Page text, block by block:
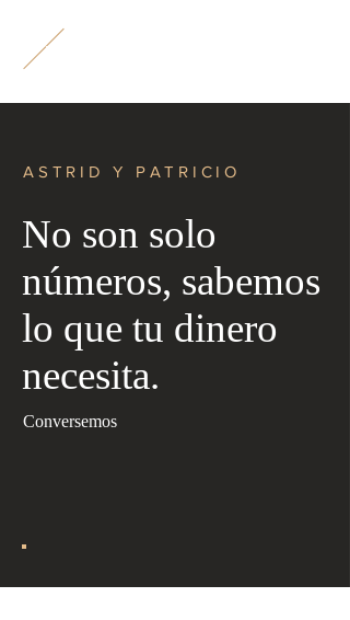
P
ASTRID Y PATRICIO
No son solo
números, sabemos
lo que tu dinero
necesita.
Conversemos